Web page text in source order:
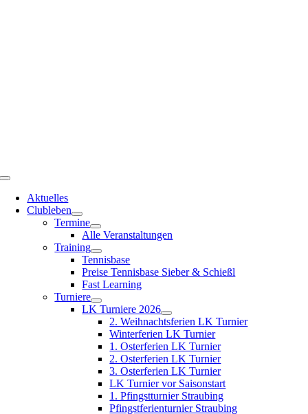
Toggle
NavigationAktuelles
Clubleben
Termine
Alle Veranstaltungen
Training
Tennisbase
Preise Tennisbase Sieber & Schießl
Fast Learning
Turniere
LK Turniere 2026
2. Weihnachtsferien LK Turnier
Winterferien LK Turnier
1. Osterferien LK Turnier
2. Osterferien LK Turnier
3. Osterferien LK Turnier
LK Turnier vor Saisonstart
1. Pfingstturnier Straubing
Pfingstferienturnier Straubing